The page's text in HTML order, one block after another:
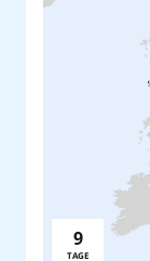
9
TAGE